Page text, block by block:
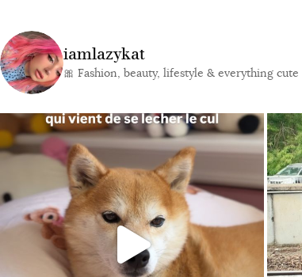
iamlazykat
🎀 Fashion, beauty, lifestyle & everything cute